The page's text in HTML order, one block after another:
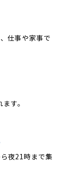
仕事や家事で
す。
夜21時まで集